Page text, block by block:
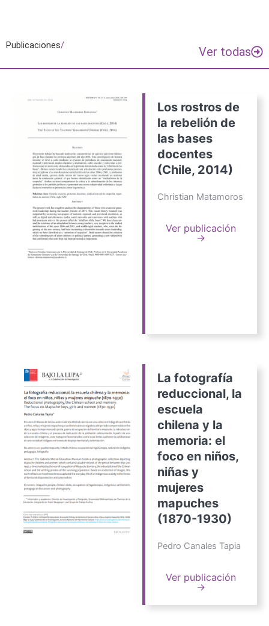
Publicaciones/ Ver todas
Los rostros de
la rebelión de
las bases
docentes
(Chile, 2014)
Christian Matamoros
Ver publicación
→
La fotografía
reduccional, la
escuela
chilena y la
memoria: el
foco en niños,
niñas y
mujeres
mapuches
(1870-1930)
Pedro Canales Tapia
Ver publicación
→